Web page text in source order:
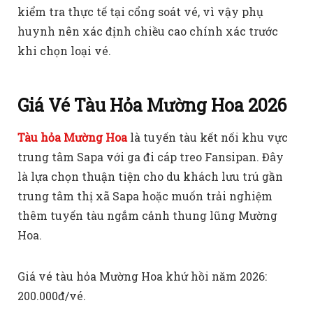
kiểm tra thực tế tại cổng soát vé, vì vậy phụ
huynh nên xác định chiều cao chính xác trước
khi chọn loại vé.
Giá Vé Tàu Hỏa Mường Hoa 2026
Tàu hỏa Mường Hoa là tuyến tàu kết nối khu vực
trung tâm Sapa với ga đi cáp treo Fansipan. Đây
là lựa chọn thuận tiện cho du khách lưu trú gần
trung tâm thị xã Sapa hoặc muốn trải nghiệm
thêm tuyến tàu ngắm cảnh thung lũng Mường
Hoa.
Giá vé tàu hỏa Mường Hoa khứ hồi năm 2026:
200.000đ/vé.